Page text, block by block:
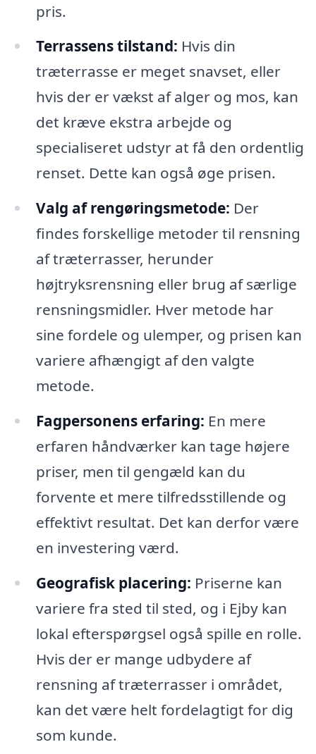
pris.
Terrassens tilstand: Hvis din
træterrasse er meget snavset, eller
hvis der er vækst af alger og mos, kan
det kræve ekstra arbejde og
specialiseret udstyr at få den ordentlig
renset. Dette kan også øge prisen.
Valg af rengøringsmetode: Der
findes forskellige metoder til rensning
af træterrasser, herunder
højtryksrensning eller brug af særlige
rensningsmidler. Hver metode har
sine fordele og ulemper, og prisen kan
variere afhængigt af den valgte
metode.
Fagpersonens erfaring: En mere
erfaren håndværker kan tage højere
priser, men til gengæld kan du
forvente et mere tilfredsstillende og
effektivt resultat. Det kan derfor være
en investering værd.
Geografisk placering: Priserne kan
variere fra sted til sted, og i Ejby kan
lokal efterspørgsel også spille en rolle.
Hvis der er mange udbydere af
rensning af træterrasser i området,
kan det være helt fordelagtigt for dig
som kunde.